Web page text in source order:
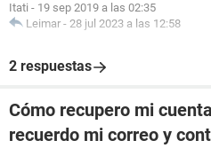
Itati - 19 sep 2019 a las 02:35
Leimar - 28 jul 2023 a las 12:58
2 respuestas
Cómo recupero mi
recuerdo mi correo y